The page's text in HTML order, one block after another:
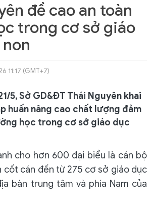
đề cao an toàn
trong cơ sở giáo
11:17 (GMT+7)
5, Sở GD&ĐT Thái Nguyên khai
huấn nâng cao chất lượng đảm
học trong cơ sở giáo dục
cho hơn 600 đại biểu là cán bộ
cốt cán đến từ 275 cơ sở giáo dục
bàn trung tâm và phía Nam của